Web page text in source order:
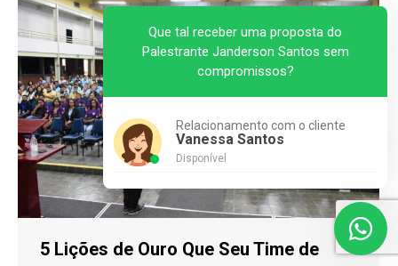
5 Lições de Ouro Que Seu Time de
Que tal receber uma proposta do
Palestrante Janderson Santos sem
compromissos?
Relacionamento com o cliente
Vanessa Santos
Disponível